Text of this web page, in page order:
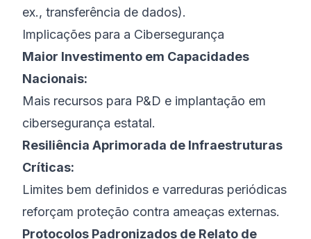
ex., transferência de dados).
Implicações para a Cibersegurança
Maior Investimento em Capacidades
Nacionais:
Mais recursos para P&D e implantação em
cibersegurança estatal.
Resiliência Aprimorada de Infraestruturas
Críticas:
Limites bem definidos e varreduras periódicas
reforçam proteção contra ameaças externas.
Protocolos Padronizados de Relato de